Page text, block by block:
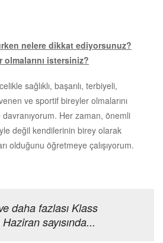
nelere dikkat ediyorsunuz?
olmalarını istersiniz?
sağlıklı, başarılı, terbiyeli,
ve sportif bireyler olmalarını
Her zaman, önemli
değil kendilerinin birey olarak
olduğunu öğretmeye çalışıyorum.
daha fazlası Klass
sayısında...